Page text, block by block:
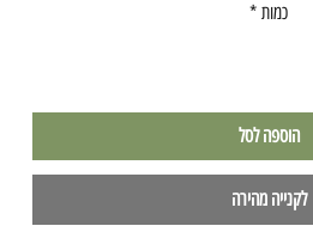
כמות *
הוספה לסל
לקנייה מהירה